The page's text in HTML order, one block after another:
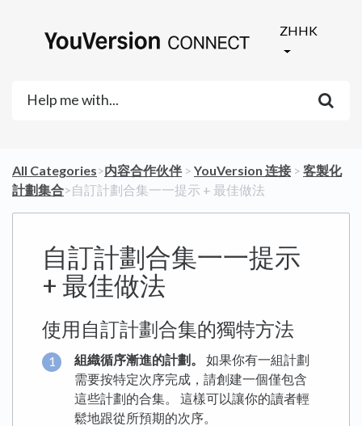
ZHHK
All Categories​>​​内容合作伙伴 ​ > ​ ​YouVersion 连接 ​ > ​ ​客製化
計劃集合​>​ 自訂計劃合集一一提示 + 最佳做法
自訂計劃合集一一提示
+ 最佳做法
使用自訂計劃合集的獨特方法
組織循序漸進的計劃。
如果你有一組計劃
需要按特定次序完成，請創建一個僅包含
這些計劃的合集。 這樣可以讓你的讀者輕
鬆地跟從所預期的次序。